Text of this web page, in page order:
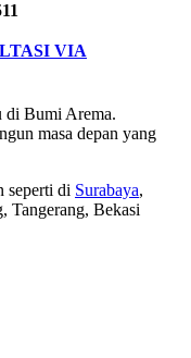
VIA
di Bumi Arema.
masa depan yang
seperti di Surabaya,
Tangerang, Bekasi